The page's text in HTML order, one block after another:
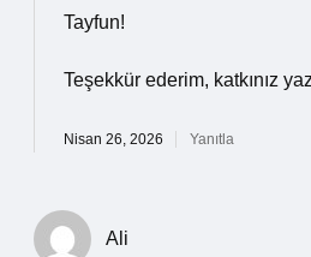
Tayfun!
Teşekkür ederim, katkınız
Nisan 26, 2026 Yanıtla
Ali